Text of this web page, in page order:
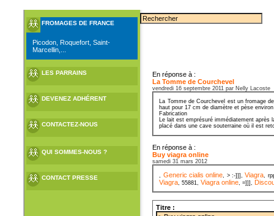
FROMAGES DE FRANCE
Picodon, Roquefort, Saint-
Marcellin,...
LES PARRAINS
DEVENEZ ADHÉRENT
CONTACTEZ-NOUS
QUI SOMMES-NOUS ?
CONTACT PRESSE
En réponse à :
La Tomme de Courchevel
vendredi 16 septembre 2011 par Nelly Lacoste
La Tomme de Courchevel est un fromage
haut pour 17 cm de diamètre et pèse
Fabrication
Le lait est emprésuré immédiatement
placé dans une cave souterraine où il est
En réponse à :
Buy viagra online
samedi 31 mars 2012
, Generic cialis online, > :-]]],Viagra,
Viagra, 55881,Viagra online, =]]],
Titre :